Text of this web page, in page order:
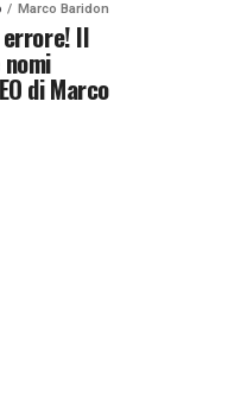
Marco Baridon
errore! Il
di Marco